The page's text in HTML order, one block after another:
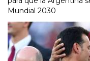
Mundial 2030